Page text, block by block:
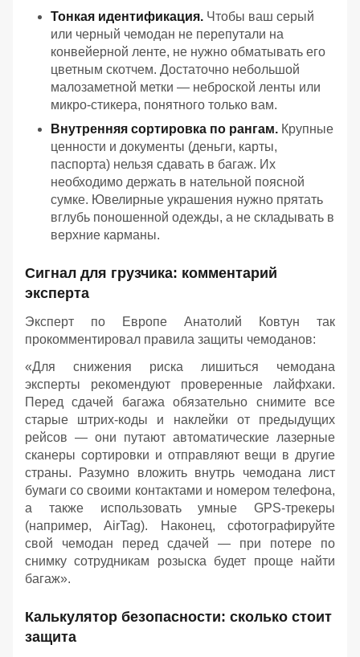
Тонкая идентификация. Чтобы ваш серый
или черный чемодан не перепутали на
конвейерной ленте, не нужно обматывать его
цветным скотчем. Достаточно небольшой
малозаметной метки — неброской ленты или
микро-стикера, понятного только вам.
Внутренняя сортировка по рангам. Крупные
ценности и документы (деньги, карты,
паспорта) нельзя сдавать в багаж. Их
необходимо держать в нательной поясной
сумке. Ювелирные украшения нужно прятать
вглубь поношенной одежды, а не складывать в
верхние карманы.
Сигнал для грузчика: комментарий
эксперта
Эксперт по Европе Анатолий Ковтун так
прокомментировал правила защиты чемоданов:
«Для снижения риска лишиться чемодана
эксперты рекомендуют проверенные лайфхаки.
Перед сдачей багажа обязательно снимите все
старые штрих-коды и наклейки от предыдущих
рейсов — они путают автоматические лазерные
сканеры сортировки и отправляют вещи в другие
страны. Разумно вложить внутрь чемодана лист
бумаги со своими контактами и номером телефона,
а также использовать умные GPS-трекеры
(например, AirTag). Наконец, сфотографируйте
свой чемодан перед сдачей — при потере по
снимку сотрудникам розыска будет проще найти
багаж».
Калькулятор безопасности: сколько стоит
защита